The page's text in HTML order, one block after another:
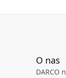
O nas
DARCO